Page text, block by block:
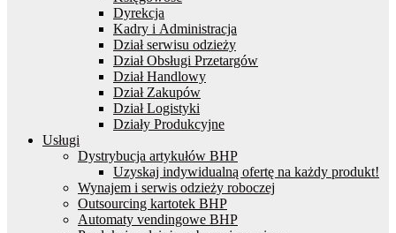
Dyrekcja
Kadry i Administracja
Dział serwisu odzieży
Dział Obsługi Przetargów
Dział Handlowy
Dział Zakupów
Dział Logistyki
Działy Produkcyjne
Usługi
Dystrybucja artykułów BHP
Uzyskaj indywidualną ofertę na każdy produkt!
Wynajem i serwis odzieży roboczej
Outsourcing kartotek BHP
Automaty vendingowe BHP